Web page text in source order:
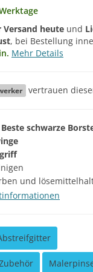
heute und
, bei Bestellung
Mehr Details
vertrauen
schwarze
und